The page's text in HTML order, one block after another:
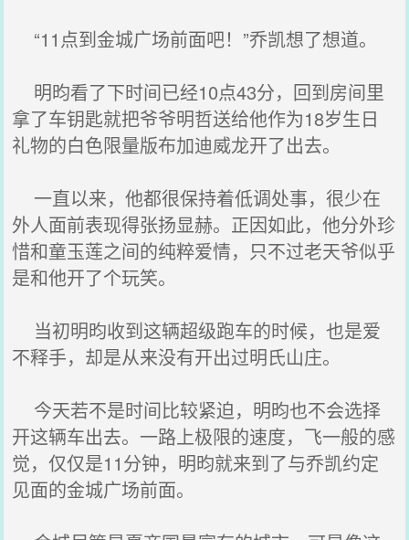
“11点到金城广场前面吧！”乔凯想了想道。
明昀看了下时间已经10点43分，回到房间里
拿了车钥匙就把爷爷明哲送给他作为18岁生日
礼物的白色限量版布加迪威龙开了出去。
一直以来，他都很保持着低调处事，很少在
外人面前表现得张扬显赫。正因如此，他分外珍
惜和童玉莲之间的纯粹爱情，只不过老天爷似乎
是和他开了个玩笑。
当初明昀收到这辆超级跑车的时候，也是爱
不释手，却是从来没有开出过明氏山庄。
今天若不是时间比较紧迫，明昀也不会选择
开这辆车出去。一路上极限的速度，飞一般的感
觉，仅仅是11分钟，明昀就来到了与乔凯约定
见面的金城广场前面。